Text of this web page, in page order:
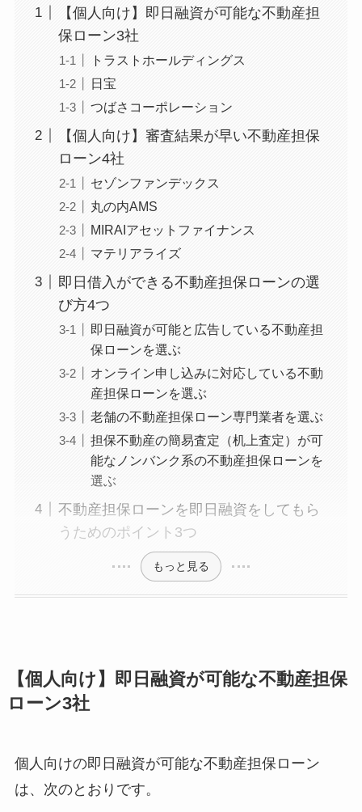
【個人向け】即日融資が可能な不動産担
保ローン3社
トラストホールディングス
日宝
つばさコーポレーション
【個人向け】審査結果が早い不動産担保
ローン4社
セゾンファンデックス
丸の内AMS
MIRAIアセットファイナンス
マテリアライズ
即日借入ができる不動産担保ローンの選
び方4つ
即日融資が可能と広告している不動産担
保ローンを選ぶ
オンライン申し込みに対応している不動
産担保ローンを選ぶ
老舗の不動産担保ローン専門業者を選ぶ
担保不動産の簡易査定（机上査定）が可
能なノンバンク系の不動産担保ローンを
選ぶ
不動産担保ローンを即日融資をしてもら
うためのポイント3つ
もっと見る
【個人向け】即日融資が可能な不動産担保
ローン3社
個人向けの即日融資が可能な不動産担保ローン
は、次のとおりです。